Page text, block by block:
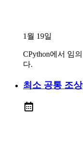
1월 19일
CPython에서 임
다.
최소 공통 조